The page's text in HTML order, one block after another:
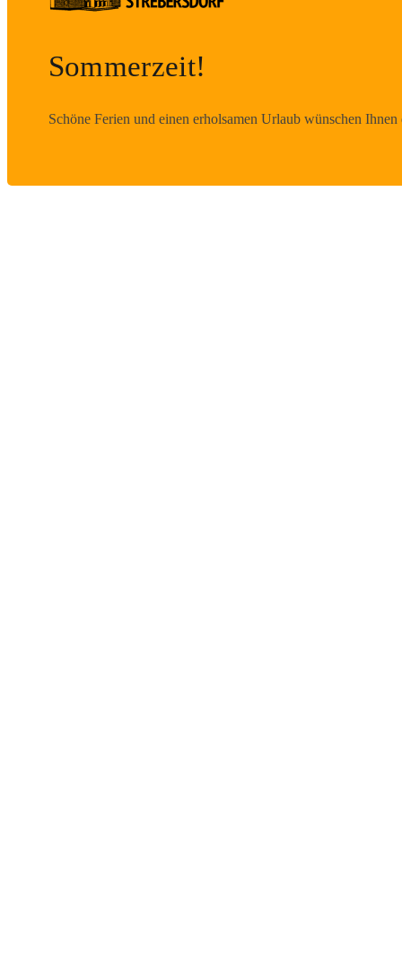
Sommerzeit!
Schöne Ferien und einen erholsamen Urlaub wünschen